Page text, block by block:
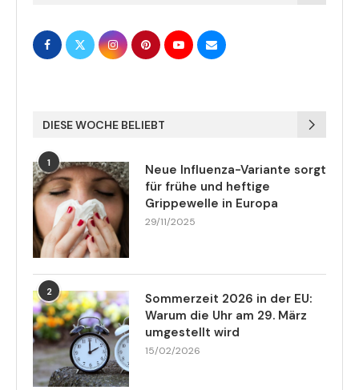
DIESE WOCHE BELIEBT
1
Neue Influenza-Variante sorgt
für frühe und heftige
Grippewelle in Europa
29/11/2025
2
Sommerzeit 2026 in der EU:
Warum die Uhr am 29. März
umgestellt wird
15/02/2026